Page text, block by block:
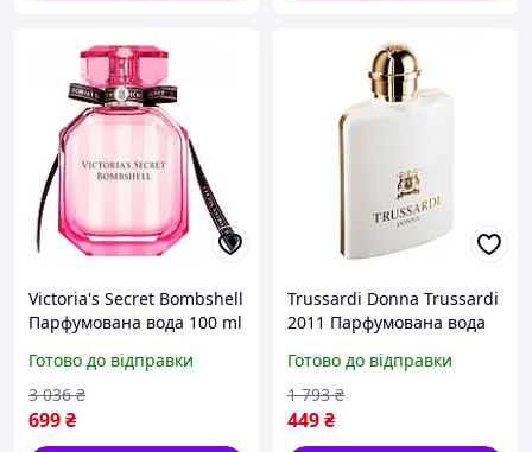
Victoria's Secret Bombshell
Парфумована вода 100 ml
Бумшел)
Готово до відправки
699₴
3 036 ₴
Trussardi Donna Trussardi
2011 Парфумована вода
Трусарді 2011)
Готово до відправки
449₴
1 793 ₴